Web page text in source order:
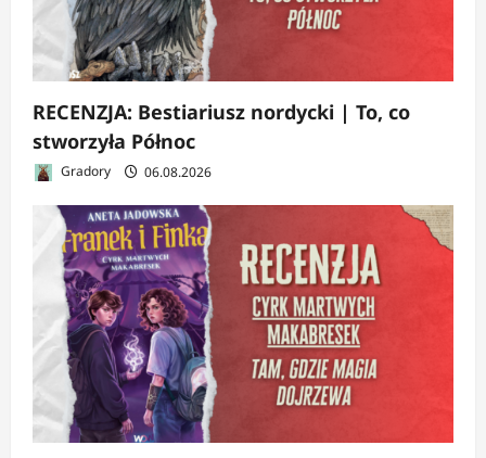
RECENZJA: Bestiariusz nordycki | To, co
stworzyła Północ
Gradory 06.08.2026